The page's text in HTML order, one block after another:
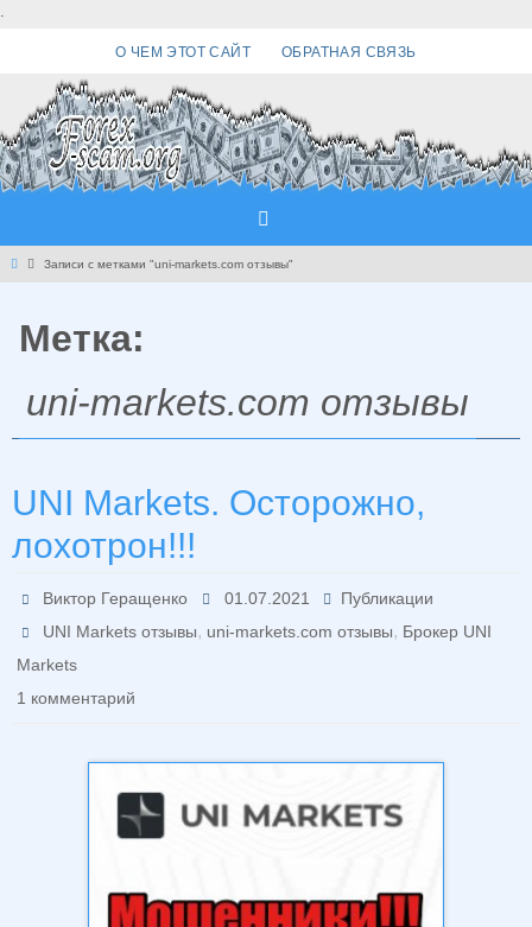
.
О ЧЕМ ЭТОТ САЙТ ОБРАТНАЯ СВЯЗЬ
Главная
Записи с метками "uni-markets.com отзывы"
Метка:
uni-markets.com отзывы
UNI Markets. Осторожно,
лохотрон!!!
Виктор Геращенко 01.07.2021
Публикации
UNI Markets отзывы, uni-markets.com отзывы, Брокер UNI
Markets
1 комментарий